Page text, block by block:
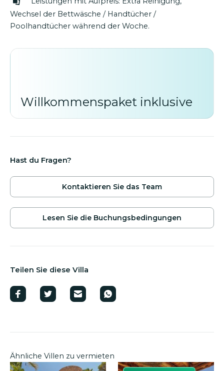
Wechsel der Bettwäsche / Handtücher /
Poolhandtücher während der Woche.
Willkommenspaket inklusive
Hast du Fragen?
Kontaktieren Sie das Team
Lesen Sie die Buchungsbedingungen
Teilen Sie diese Villa
Ähnliche Villen zu vermieten